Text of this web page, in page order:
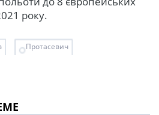
року.
Протасевич